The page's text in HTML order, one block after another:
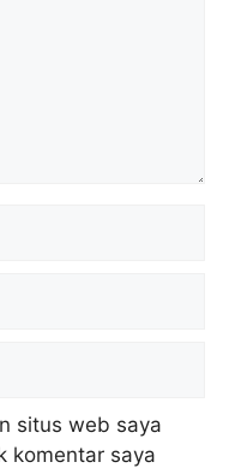
situs web saya
komentar saya